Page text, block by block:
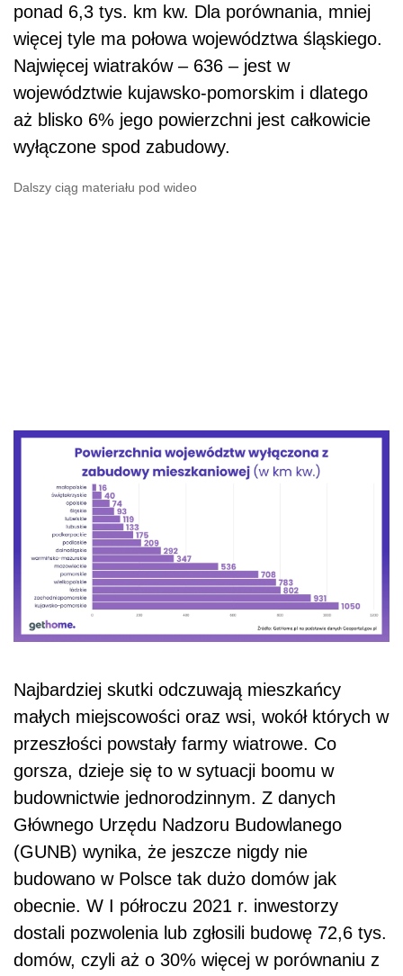
ponad 6,3 tys. km kw. Dla porównania, mniej
więcej tyle ma połowa województwa śląskiego.
Najwięcej wiatraków – 636 – jest w
województwie kujawsko-pomorskim i dlatego
aż blisko 6% jego powierzchni jest całkowicie
wyłączone spod zabudowy.
Dalszy ciąg materiału pod wideo
Najbardziej skutki odczuwają mieszkańcy
małych miejscowości oraz wsi, wokół których w
przeszłości powstały farmy wiatrowe. Co
gorsza, dzieje się to w sytuacji boomu w
budownictwie jednorodzinnym. Z danych
Głównego Urzędu Nadzoru Budowlanego
(GUNB) wynika, że jeszcze nigdy nie
budowano w Polsce tak dużo domów jak
obecnie. W I półroczu 2021 r. inwestorzy
dostali pozwolenia lub zgłosili budowę 72,6 tys.
domów, czyli aż o 30% więcej w porównaniu z